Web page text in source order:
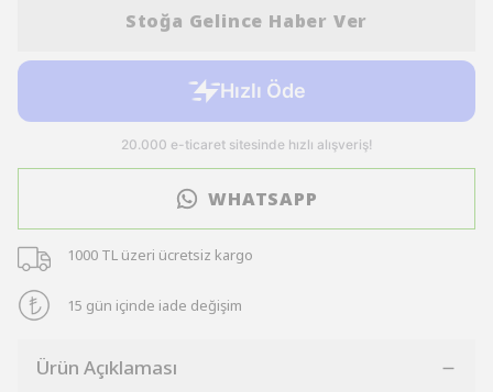
Stoğa Gelince Haber Ver
WHATSAPP
1000 TL üzeri ücretsiz kargo
15 gün içinde iade değişim
Ürün Açıklaması